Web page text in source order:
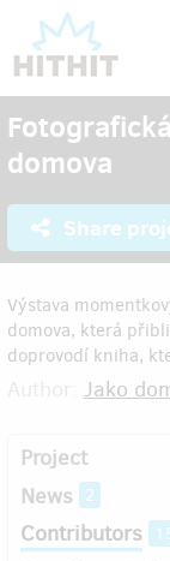
domova
Share
Výstava
domova, která
doprovodí kniha,
Jako
Project
News
2
Contributors